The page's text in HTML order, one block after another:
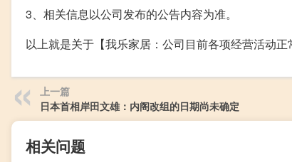
3、相关信息以公司发布的公告内容为准。
以上就是关于【我乐家居：公司目前各项经营活动
上一篇
日本首相岸田文雄：内阁改组的日期尚未确定
相关问题